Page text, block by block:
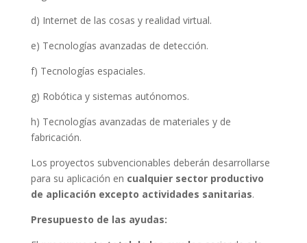
d) Internet de las cosas y realidad virtual.
e) Tecnologías avanzadas de detección.
f) Tecnologías espaciales.
g) Robótica y sistemas autónomos.
h) Tecnologías avanzadas de materiales y de
fabricación.
Los proyectos subvencionables deberán desarrollarse
para su aplicación en cualquier sector productivo
de aplicación excepto actividades sanitarias.
Presupuesto de las ayudas: